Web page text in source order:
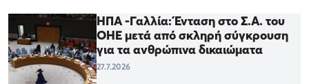
ΗΠΑ -Γαλλία: Ένταση στο Σ.Α. του
ΟΗΕ μετά από σκληρή σύγκρουση
για τα ανθρώπινα δικαιώματα
27.7.2026